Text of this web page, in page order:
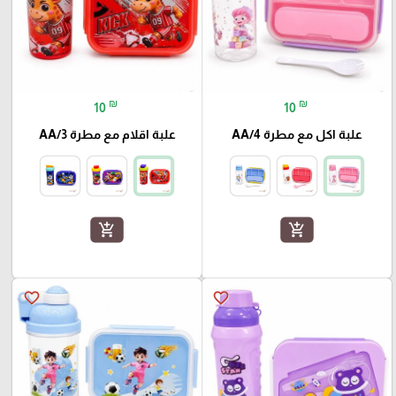
10 ₪
علبة اكل مع مطرة AA/4
add_shopping_cart
10 ₪
علبة اقلام مع مطرة AA/3
add_shopping_cart
favorite_border
favorite_border